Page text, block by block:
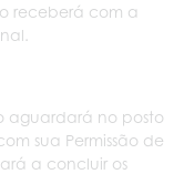
receberá com a
aguardará no posto
sua Permissão de
a concluir os